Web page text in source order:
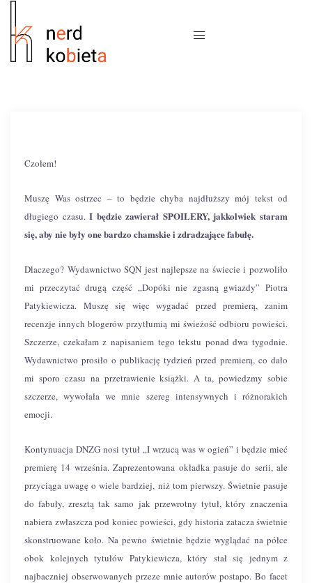
Czołem!
Muszę Was ostrzec – to będzie chyba najdłuższy mój tekst od
długiego czasu.I będzie zawierał SPOILERY, jakkolwiek staram
się, aby nie były one bardzo chamskie i zdradzające fabułę.
Dlaczego? Wydawnictwo SQN jest najlepsze na świecie i pozwoliło
mi przeczytać drugą część „Dopóki nie zgasną gwiazdy” Piotra
Patykiewicza. Muszę się więc wygadać przed premierą, zanim
recenzje innych blogerów przytłumią mi świeżość odbioru powieści.
Szczerze, czekałam z napisaniem tego tekstu ponad dwa tygodnie.
Wydawnictwo prosiło o publikację tydzień przed premierą, co dało
mi sporo czasu na przetrawienie książki. A ta, powiedzmy sobie
szczerze, wywołała we mnie szereg intensywnych i różnorakich
emocji.
Kontynuacja DNZG nosi tytuł „I wrzucą was w ogień” i będzie mieć
premierę 14 września. Zaprezentowana okładka pasuje do serii, ale
przyciąga uwagę o wiele bardziej, niż tom pierwszy. Świetnie pasuje
do fabuły, zresztą tak samo jak przewrotny tytuł, który znaczenia
nabiera zwłaszcza pod koniec powieści, gdy historia zatacza świetnie
skonstruowane koło. Na pewno świetnie będzie wyglądać na półce
obok kolejnych tytułów Patykiewicza, który stał się jednym z
najbaczniej obserwowanych przeze mnie autorów postapo. Bo facet